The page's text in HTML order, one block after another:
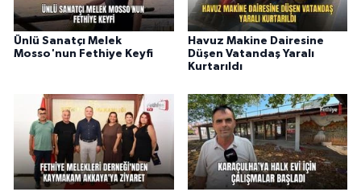
Ünlü Sanatçı Melek
Mosso'nun Fethiye Keyfi
Havuz Makine Dairesine
Düşen Vatandaş Yaralı
Kurtarıldı